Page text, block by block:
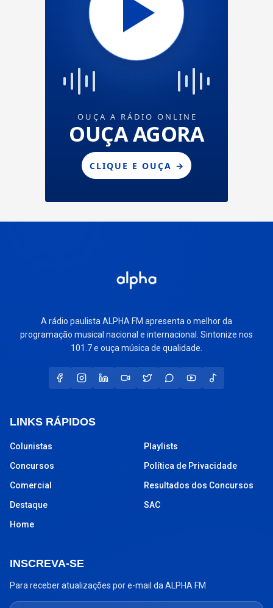
A rádio paulista ALPHA FM apresenta o melhor da
programação musical nacional e internacional. Sintonize nos
101.7 e ouça música de qualidade.
LINKS RÁPIDOS
Colunistas
Concursos
Comercial
Destaque
Home
Playlists
Política de Privacidade
Resultados dos Concursos
SAC
INSCREVA-SE
Para receber atualizações por e-mail da ALPHA FM